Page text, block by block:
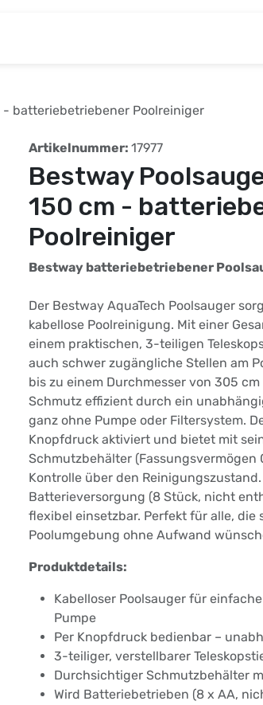
- batteriebetriebener Poolreiniger
Artikelnummer: 17977
Bestway
150 cm -
Poolreiniger
Bestway batteriebetriebener
Der Bestway AquaTech Poolsauger
kabellose Poolreinigung. Mit einer
einem praktischen, 3-teiligen
auch schwer zugängliche Stellen am
bis zu einem Durchmesser von 305
Schmutz effizient durch ein
ganz ohne Pumpe oder Filtersystem.
Knopfdruck aktiviert und bietet mit
Schmutzbehälter (Fassungsvermögen
Kontrolle über den
Batterieversorgung (8 Stück, nicht
flexibel einsetzbar. Perfekt für alle, die
Poolumgebung ohne Aufwand
Produktdetails:
Kabelloser Poolsauger für
Pumpe
Per Knopfdruck bedienbar –
3-teiliger, verstellbarer
Durchsichtiger Schmutzbehälter
Wird Batteriebetrieben (8 x AA,